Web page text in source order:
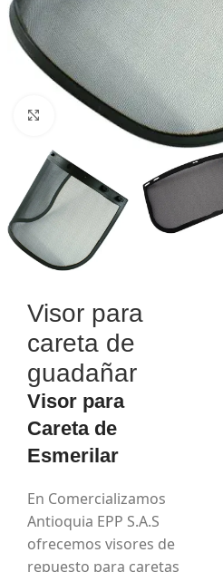
Haga Click para agrandar
Visor para
careta de
guadañar
Visor para
Careta de
Esmerilar
En Comercializamos
Antioquia EPP S.A.S
ofrecemos visores de
repuesto para caretas